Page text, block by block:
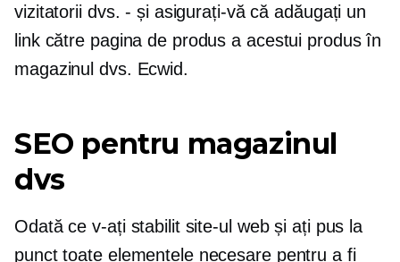
vizitatorii dvs. - și asigurați-vă că adăugați un
link către pagina de produs a acestui produs în
magazinul dvs. Ecwid.
SEO pentru magazinul
dvs
Odată ce v-ați stabilit site-ul web și ați pus la
punct toate elementele necesare pentru a fi